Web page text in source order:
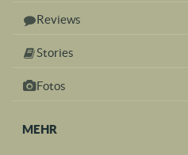
Reviews
Stories
Fotos
MEHR